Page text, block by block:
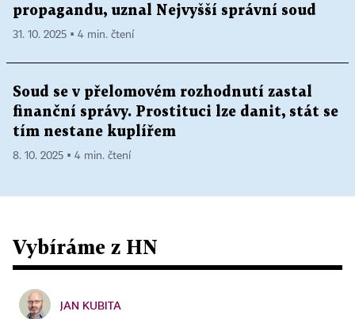
propagandu, uznal Nejvyšší správní soud
31. 10. 2025 ▪ 4 min. čtení
Soud se v přelomovém rozhodnutí zastal
finanční správy. Prostituci lze danit, stát se
tím nestane kuplířem
8. 10. 2025 ▪ 4 min. čtení
Vybíráme z HN
JAN KUBITA